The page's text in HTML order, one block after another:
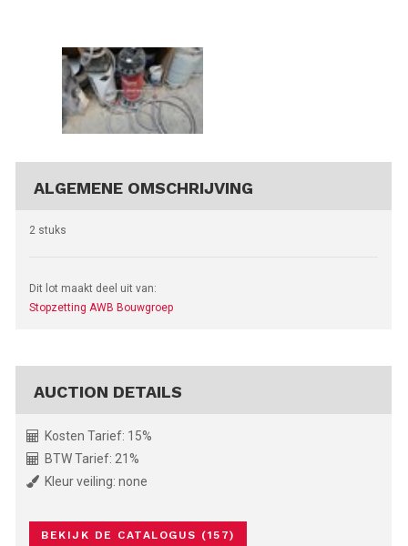
ALGEMENE OMSCHRIJVING
2 stuks
Dit lot maakt deel uit van:
Stopzetting AWB Bouwgroep
AUCTION DETAILS
Kosten Tarief: 15%
BTW Tarief: 21%
Kleur veiling: none
BEKIJK DE CATALOGUS (157)